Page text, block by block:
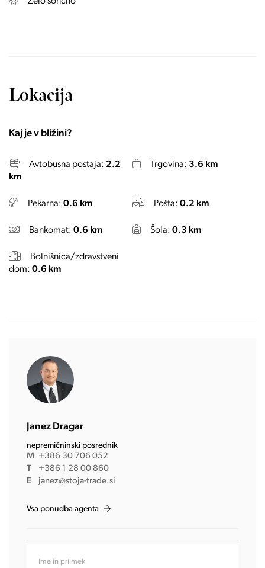
Lokacija
Kaj je v bližini?
Avtobusna postaja: 2.2
km
Trgovina: 3.6 km
Pekarna: 0.6 km Pošta: 0.2 km
Bankomat: 0.6 km Šola: 0.3 km
Bolnišnica/zdravstveni
dom: 0.6 km
Janez Dragar
nepremičninski posrednik
M +386 30 706 052
T
+386 1 28 00 860
E
janez@stoja-trade.si
Vsa ponudba agenta
Ime in priimek